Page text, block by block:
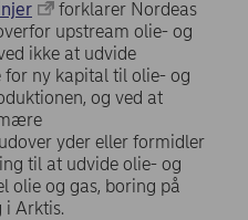
forklarer Nordeas
upstream olie- og
ikke at udvide
for ny kapital til olie- og
og ved at
yder eller formidler
til at udvide olie- og
olie og gas, boring på
i Arktis.